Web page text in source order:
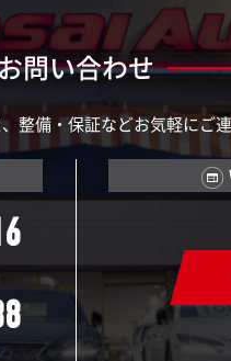
問い合わせ
整備・保証などお気軽にご